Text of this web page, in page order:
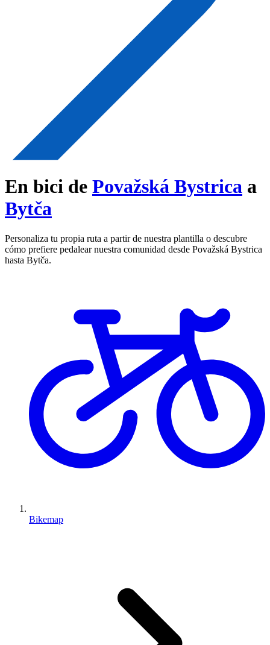
En bici de Považská Bystrica a
Bytča
Personaliza tu propia ruta a partir de nuestra plantilla o descubre
cómo prefiere pedalear nuestra comunidad desde Považská Bystrica
hasta Bytča.
Bikemap